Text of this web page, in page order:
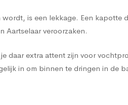
is een lekkage. Een
Aartselaar veroorzaken.
daar extra attent zijn voor
in om binnen te dringen in de